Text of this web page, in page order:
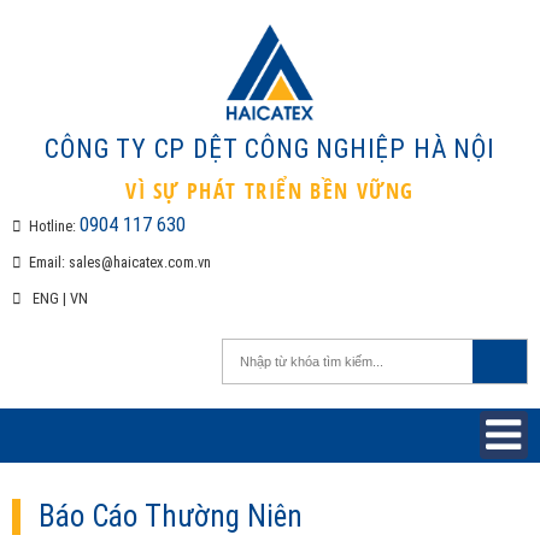
CÔNG TY CP DỆT CÔNG NGHIỆP
VÌ SỰ PHÁT TRIỂN BỀN VỮNG
Hotline: 0904 117 630
Email:sales@haicatex.com.vn
Báo Cáo Thường Niên